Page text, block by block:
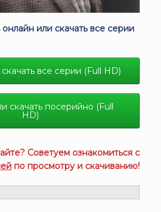
или скачать все серии
все серии (Full HD)
скачать посерийно (Full
HD)
Советуем ознакомиться с
по просмотру и скачиванию!